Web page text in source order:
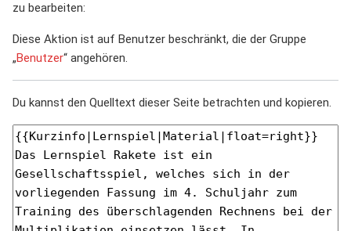
zu bearbeiten:
Diese Aktion ist auf Benutzer beschränkt, die der Gruppe
„Benutzer“ angehören.
Du kannst den Quelltext dieser Seite betrachten und kopieren.